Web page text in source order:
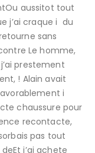
aussitot tout
j’ai craque i du
sans
Le homme,
prestement
! Alain avait
i
chaussure pour
recontacte,
pas tout
j’ai achete